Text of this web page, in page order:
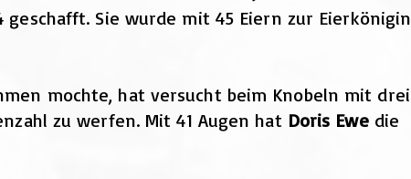
Sie wurde mit 45 Eiern zur Eierkönigin
mochte, hat versucht beim Knobeln mit drei
zu werfen. Mit 41 Augen hat Doris Ewe die